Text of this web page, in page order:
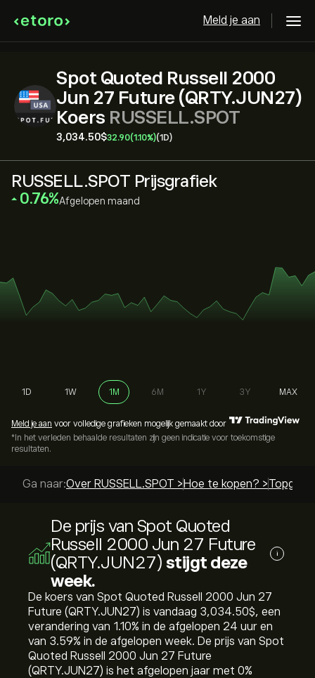
Meld je aan
Spot Quoted Russell 2000
Jun 27 Future (QRTY.JUN27)
Koers RUSSELL.SPOT
3,034.50‎$‎32.90(1.10%)(1D)
RUSSELL.SPOT Prijsgrafiek
‎0.76‎ Afgelopen maand
1D 1W 1M 6M 1Y 3Y MAX
Meld je aan voor volledige grafieken mogelijk gemaakt door
*In het verleden behaalde resultaten zijn geen indicatie voor toekomstige
resultaten.
Ga naar:Over RUSSELL.SPOT > Hoe te kopen? >
De prijs van Spot Quoted
Russell 2000 Jun 27 Future
(QRTY.JUN27) stijgt deze
week.
i
De koers van Spot Quoted Russell 2000 Jun 27
Future (QRTY.JUN27) is vandaag 3,034.50‎$‎, een
verandering van ‎1.10‎% in de afgelopen 24 uur en
van ‎3.59‎% in de afgelopen week. De prijs van Spot
Quoted Russell 2000 Jun 27 Future
(QRTY.JUN27) is het afgelopen jaar met ‎0‎%